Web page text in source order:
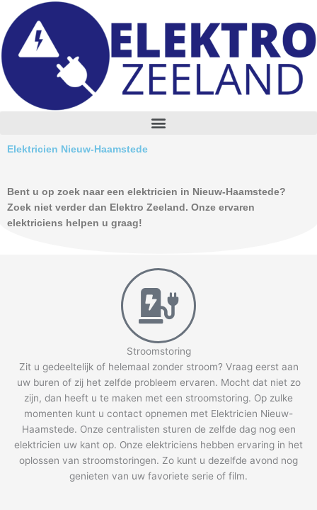
content
M
e
Elektricien Nieuw-Haamstede
Bent u op zoek naar een elektricien in Nieuw-Haamstede?
Zoek niet verder dan Elektro Zeeland. Onze ervaren
elektriciens helpen u graag!
Stroomstoring
Zit u gedeeltelijk of helemaal zonder stroom? Vraag eerst aan
uw buren of zij het zelfde probleem ervaren. Mocht dat niet zo
zijn, dan heeft u te maken met een stroomstoring. Op zulke
momenten kunt u contact opnemen met Elektricien Nieuw-
Haamstede. Onze centralisten sturen de zelfde dag nog een
elektricien uw kant op. Onze elektriciens hebben ervaring in het
oplossen van stroomstoringen. Zo kunt u dezelfde avond nog
genieten van uw favoriete serie of film.